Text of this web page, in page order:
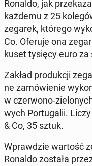
Ronaldo, jak
każdemu z 25
zegarek, którego
Co. Oferuje ona
ku­set tysięcy euro za
Zakład pro­duk­cji
ne za­mó­wie­nie
w czer­wo­no-
wych Por­tu­ga­lii.
& Co, 35 sztuk.
Wpraw­dzie wartość
Ronaldo została